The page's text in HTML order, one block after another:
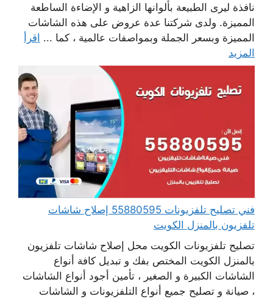
نافذة ليرى الطبيعة بألوانها الزاهية و الإضاءة الساطعة
المميزة. ولدى شركتنا عدة عروض على هذه الشاشات
المميزة وبسعر الجملة وبمواصفات عالمية ، كما ... اقرأ
المزيد
فني تصليح تلفزيونات 55880595 إصلاح شاشات
تلفزيون بالمنزل الكويت
تصليح تلفزيونات الكويت محل إصلاح شاشات تلفزيون
بالمنزل الكويت المختص بفك و تبديل كافة أنواع
الشاشات الكبيرة و الصغير ، تأمين أجود أنواع الشاشات
، صيانة و تصليح جميع أنواع التلفزيونات و الشاشات